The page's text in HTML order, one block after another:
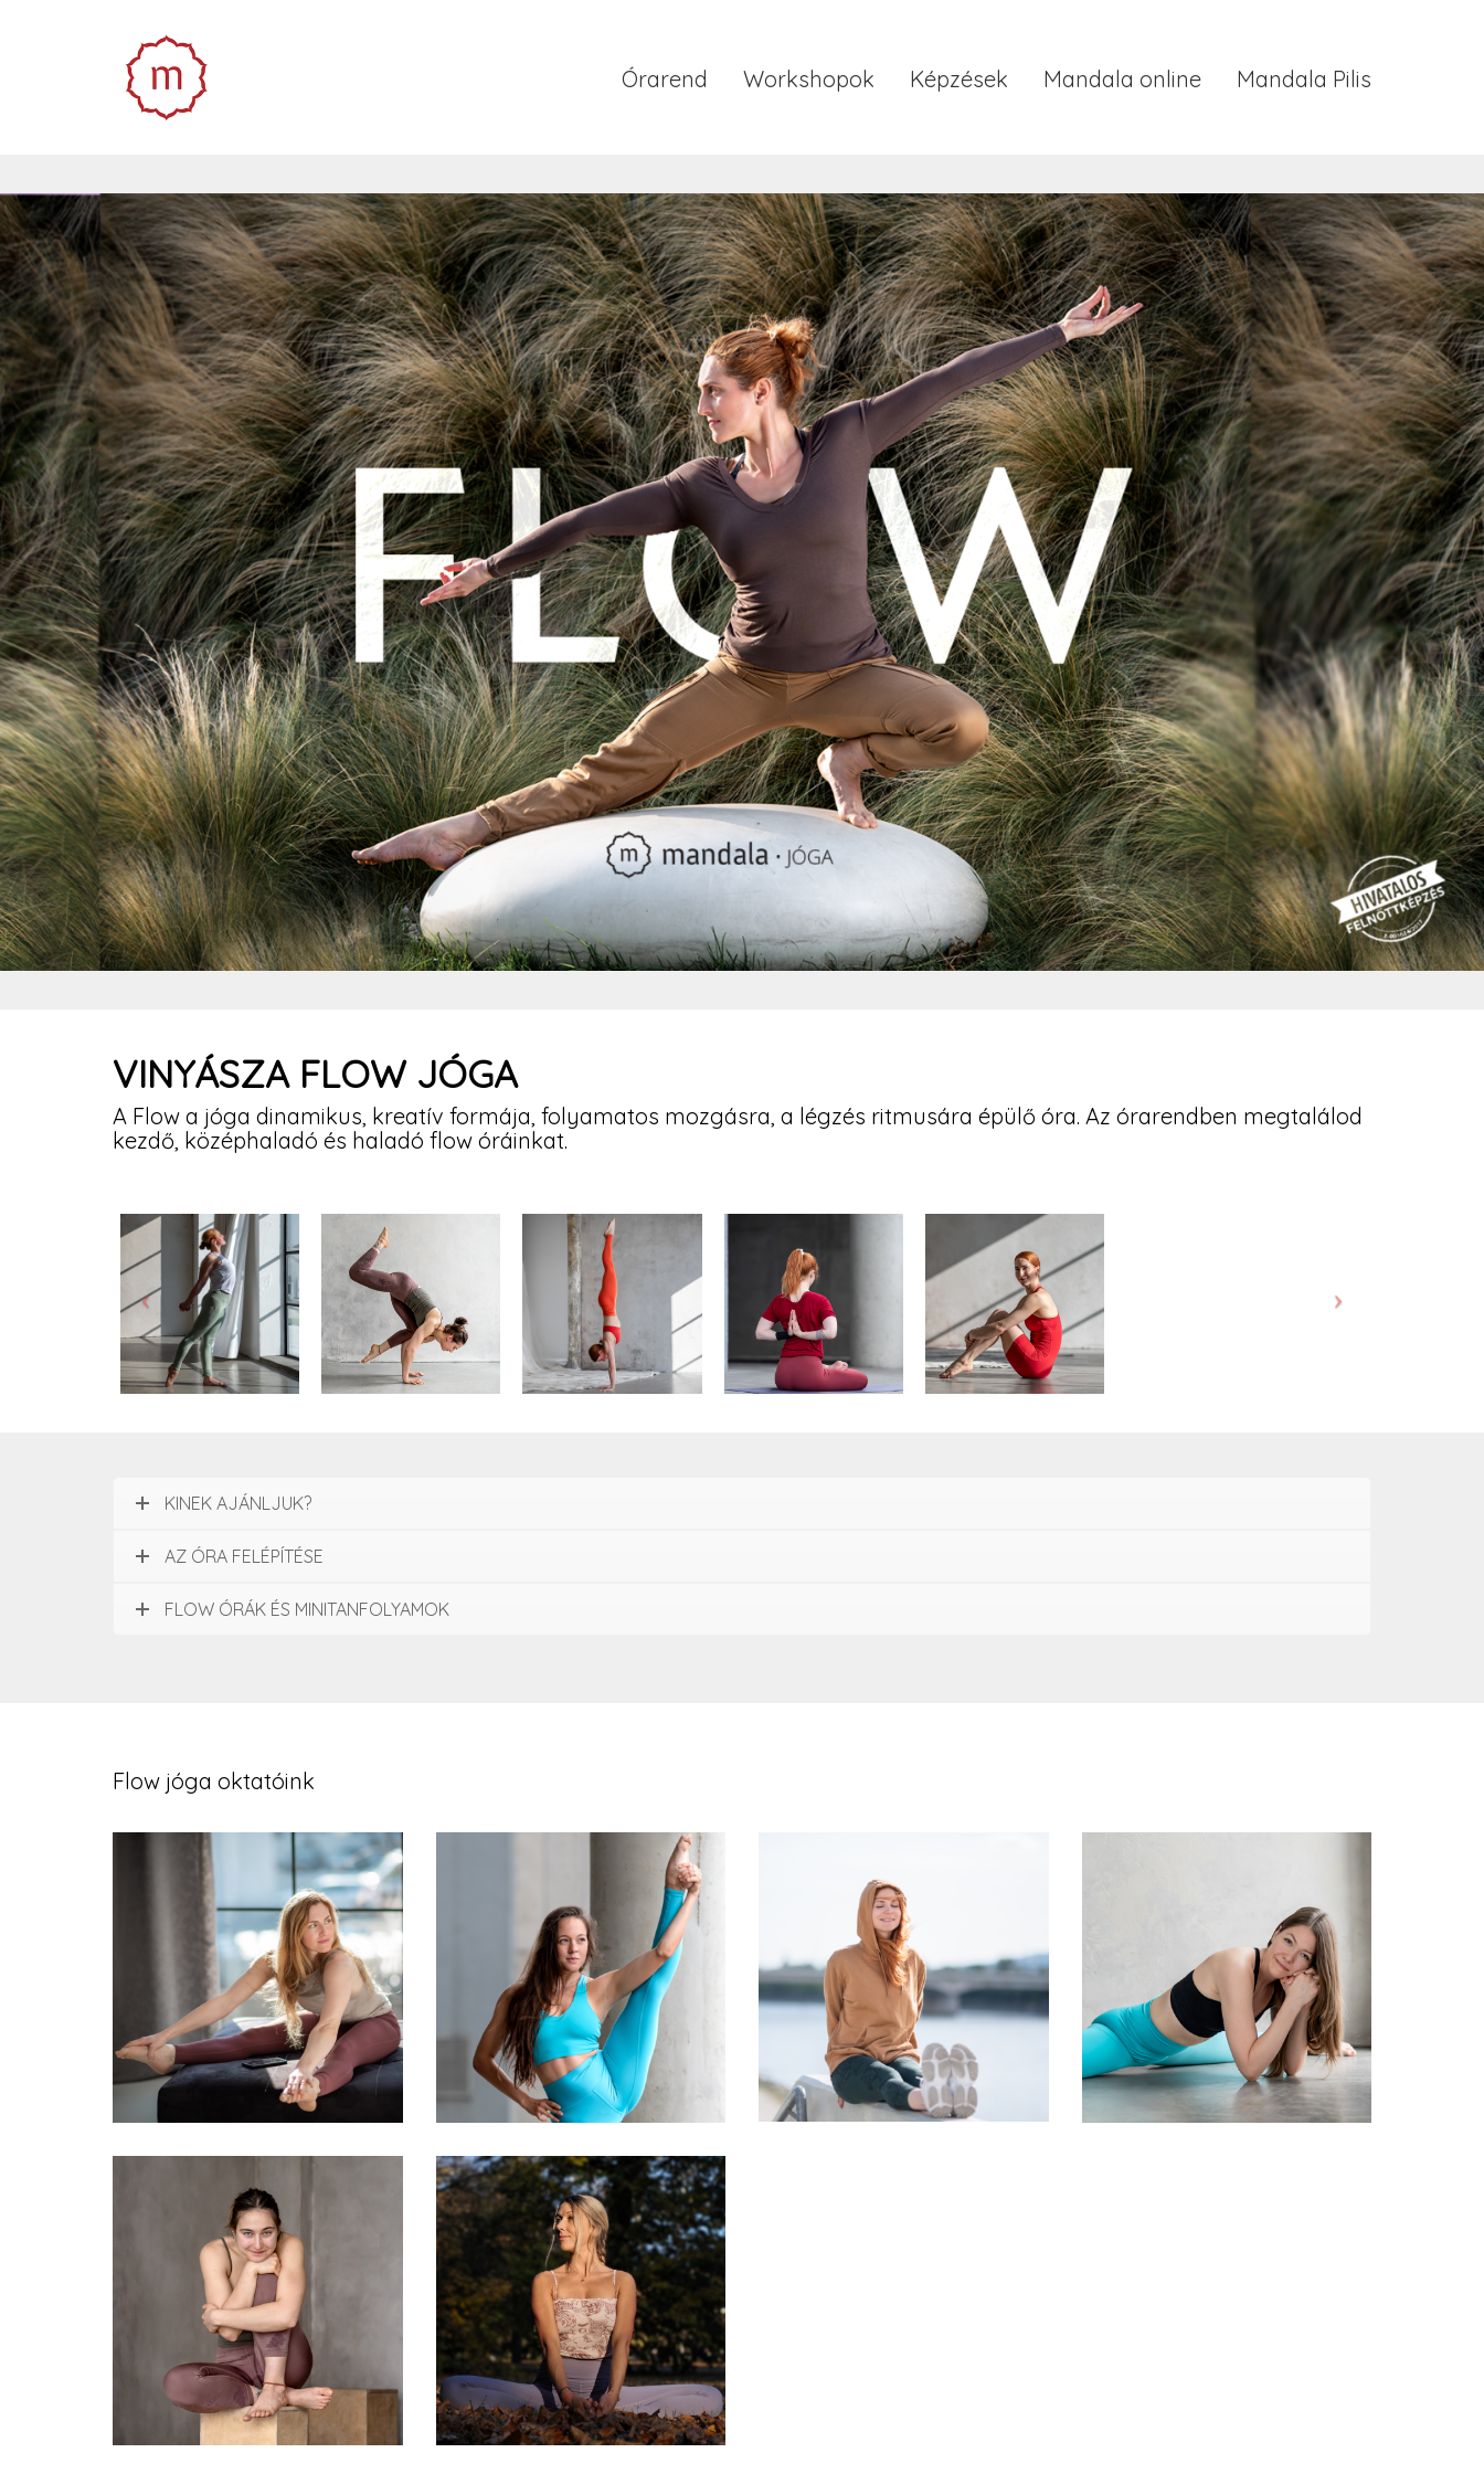
Órarend Workshopok Képzések Mandala online Mandala Pilis
VINYÁSZA FLOW JÓGA
A Flow a jóga dinamikus, kreatív formája, folyamatos mozgásra, a légzés ritmusára épülő óra. Az órarendben megtalálod
kezdő, középhaladó és haladó flow óráinkat.
KINEK AJÁNLJUK?
AZ ÓRA FELÉPÍTÉSE
FLOW ÓRÁK ÉS MINITANFOLYAMOK
Flow jóga oktatóink
Nagygyörgy Emese Siklósy Noémi Lévay Flóra Sebestyén Dóri
Illés Eszter Sápi Szulamit